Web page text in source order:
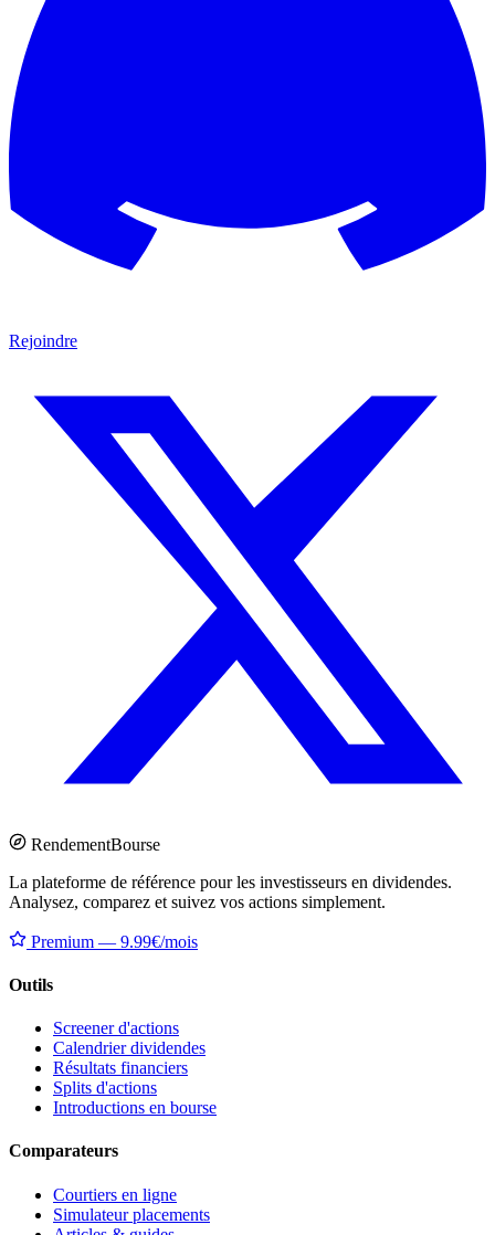
Rejoindre
RendementBourse
La plateforme de référence pour les investisseurs en dividendes.
Analysez, comparez et suivez vos actions simplement.
Premium — 9.99€/mois
Outils
Screener d'actions
Calendrier dividendes
Résultats financiers
Splits d'actions
Introductions en bourse
Comparateurs
Courtiers en ligne
Simulateur placements